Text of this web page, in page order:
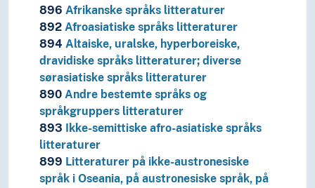
896 Afrikanske språks litteraturer
892 Afroasiatiske språks litteraturer
894 Altaiske, uralske, hyperboreiske,
dravidiske språks litteraturer; diverse
sørasiatiske språks litteraturer
890 Andre bestemte språks og
språkgruppers litteraturer
893
Ikke-semittiske afro-asiatiske språks
litteraturer
899 Litteraturer på ikke-austronesiske
språk i Oseania, på austronesiske språk, på